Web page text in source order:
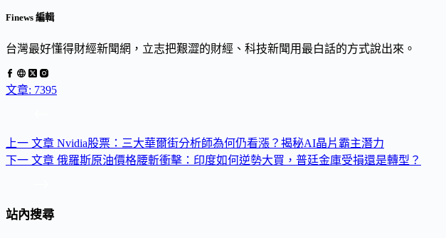
Finews 編輯
台灣最好懂得財經新聞網，立志把艱澀的財經、科技新聞用最白話的方式說出來。
文章: 7395
上一 文章 Nvidia股票：三大華爾街分析師為何仍看漲？揭秘AI晶片霸主潛力
下一 文章 俄羅斯原油價格腰斬衝擊：印度如何逆勢大買，普廷金庫受損還是轉型？
站內搜尋